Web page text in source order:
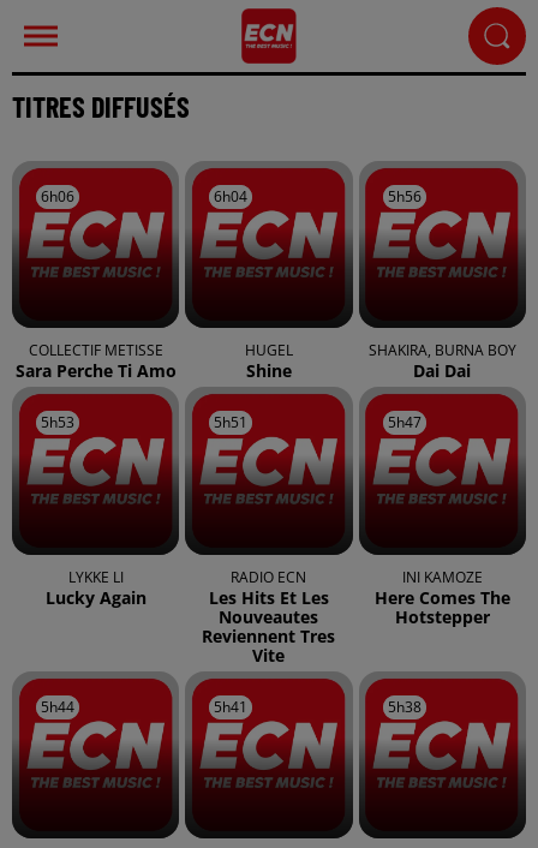
TITRES DIFFUSÉS
6h06
6h06
COLLECTIF METISSE
Sara Perche Ti Amo
6h04
6h04
HUGEL
Shine
5h56
5h56
SHAKIRA, BURNA BOY
Dai Dai
5h53
5h53
LYKKE LI
Lucky Again
5h51
5h51
RADIO ECN
Les Hits Et Les
Nouveautes
Reviennent Tres
Vite
5h47
5h47
INI KAMOZE
Here Comes The
Hotstepper
5h44
5h44 5h41
5h41 5h38
5h38